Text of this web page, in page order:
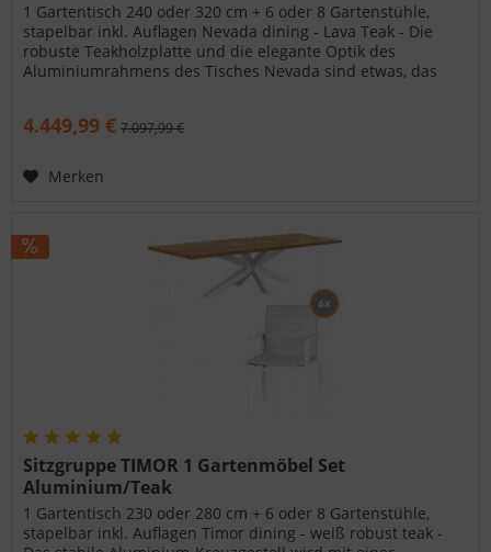
1 Gartentisch 240 oder 320 cm + 6 oder 8 Gartenstühle,
stapelbar inkl. Auflagen Nevada dining - Lava Teak - Die
robuste Teakholzplatte und die elegante Optik des
Aluminiumrahmens des Tisches Nevada sind etwas, das
4.449,99 € 7.097,99 €
Merken
Sitzgruppe TIMOR 1 Gartenmöbel Set
Aluminium/Teak
1 Gartentisch 230 oder 280 cm + 6 oder 8 Gartenstühle,
stapelbar inkl. Auflagen Timor dining - weiß robust teak -